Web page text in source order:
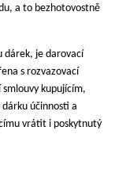
a to bezhotovostně
dárek, je darovací
s rozvazovací
kupujícím,
účinnosti a
vrátit i poskytnutý